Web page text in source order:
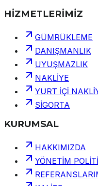
HİZMETLERİMİZ
GÜMRÜKLEME
DANIŞMANLIK
UYUŞMAZLIK
NAKLİYE
YURT İÇİ
SİGORTA
KURUMSAL
HAKKIMIZDA
YÖNETİM